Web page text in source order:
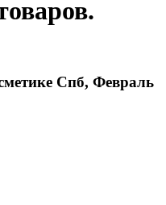
Спб, Февраль